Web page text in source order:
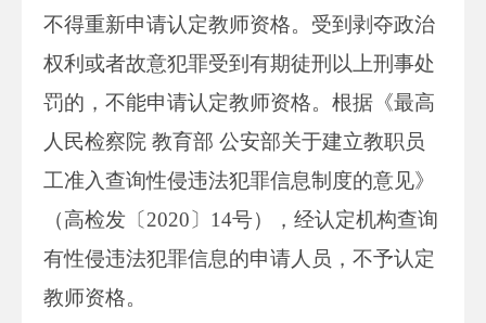
不得重新申请认定教师资格。受到剥夺政治
权利或者故意犯罪受到有期徒刑以上刑事处
罚的，不能申请认定教师资格。根据《最高
人民检察院 教育部 公安部关于建立教职员
工准入查询性侵违法犯罪信息制度的意见》
（高检发〔2020〕14号），经认定机构查询
有性侵违法犯罪信息的申请人员，不予认定
教师资格。